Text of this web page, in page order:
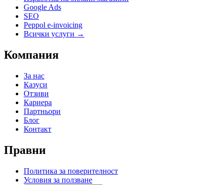
Google Ads
SEO
Peppol e-invoicing
Всички услуги →
Компания
За нас
Казуси
Отзиви
Кариера
Партньори
Блог
Контакт
Правни
Политика за поверителност
Условия за ползване